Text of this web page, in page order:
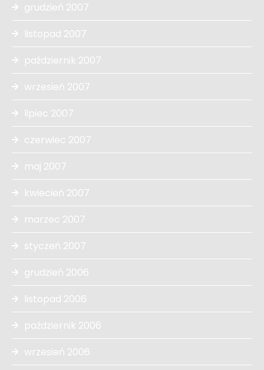
grudzień 2007
listopad 2007
październik 2007
wrzesień 2007
lipiec 2007
czerwiec 2007
maj 2007
kwiecień 2007
marzec 2007
styczeń 2007
grudzień 2006
listopad 2006
październik 2006
wrzesień 2006